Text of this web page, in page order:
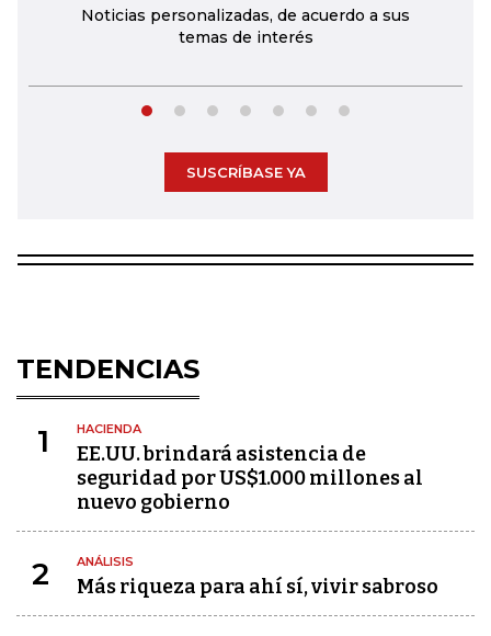
Noticias personalizadas, de acuerdo a sus
temas de interés
SUSCRÍBASE YA
TENDENCIAS
1 HACIENDA
EE.UU. brindará asistencia de
seguridad por US$1.000 millones al
nuevo gobierno
2 ANÁLISIS
Más riqueza para ahí sí, vivir sabroso